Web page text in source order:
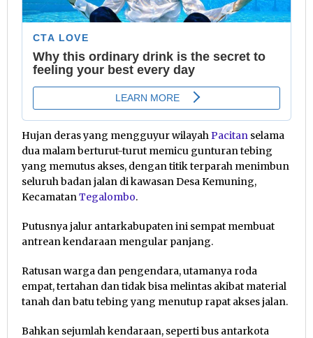
Hujan deras yang mengguyur wilayahPacitan selama
dua malam berturut-turut memicu gunturan tebing
yang memutus akses, dengan titik terparah menimbun
seluruh badan jalan di kawasan Desa Kemuning,
KecamatanTegalombo.
Putusnya jalur antarkabupaten ini sempat membuat
antrean kendaraan mengular panjang.
Ratusan warga dan pengendara, utamanya roda
empat, tertahan dan tidak bisa melintas akibat material
tanah dan batu tebing yang menutup rapat akses jalan.
Bahkan sejumlah kendaraan, seperti bus antarkota